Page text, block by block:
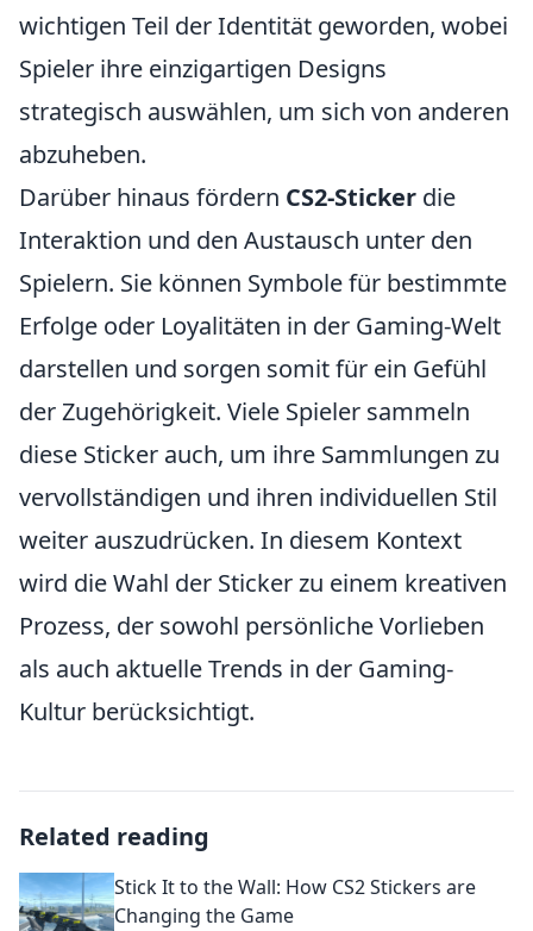
wichtigen Teil der Identität geworden, wobei
Spieler ihre einzigartigen Designs
strategisch auswählen, um sich von anderen
abzuheben.
Darüber hinaus fördern CS2-Sticker die
Interaktion und den Austausch unter den
Spielern. Sie können Symbole für bestimmte
Erfolge oder Loyalitäten in der Gaming-Welt
darstellen und sorgen somit für ein Gefühl
der Zugehörigkeit. Viele Spieler sammeln
diese Sticker auch, um ihre Sammlungen zu
vervollständigen und ihren individuellen Stil
weiter auszudrücken. In diesem Kontext
wird die Wahl der Sticker zu einem kreativen
Prozess, der sowohl persönliche Vorlieben
als auch aktuelle Trends in der Gaming-
Kultur berücksichtigt.
Related reading
Stick It to the Wall: How CS2 Stickers are
Changing the Game